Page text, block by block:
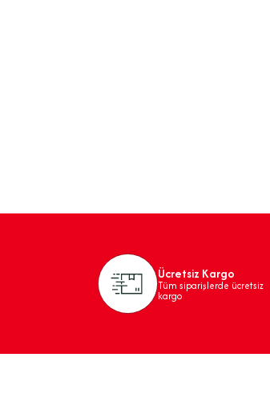
Ücretsiz Kargo
Tüm siparişlerde ücretsiz
kargo